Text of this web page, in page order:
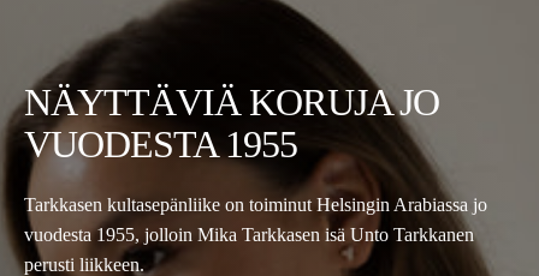
NÄYTTÄVIÄ KORUJA JO
VUODESTA 1955
Tarkkasen kultasepänliike on toiminut Helsingin Arabiassa jo
vuodesta 1955, jolloin Mika Tarkkasen isä Unto Tarkkanen
perusti liikkeen.